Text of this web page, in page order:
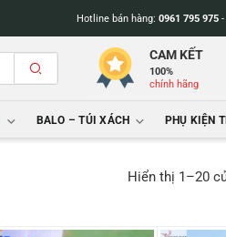
Hotline bán hàng: 0961 795 975-
CAM KẾT
100%
chính hãng
BALO – TÚI XÁCH PHỤ KIỆN
Hiển thị 1–20